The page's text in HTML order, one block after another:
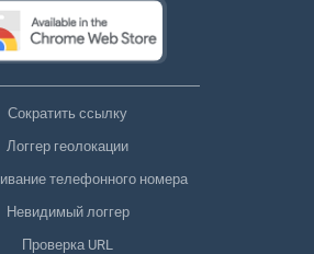
Сократить ссылку
Логгер геолокации
телефонного номера
Невидимый логгер
Проверка URL